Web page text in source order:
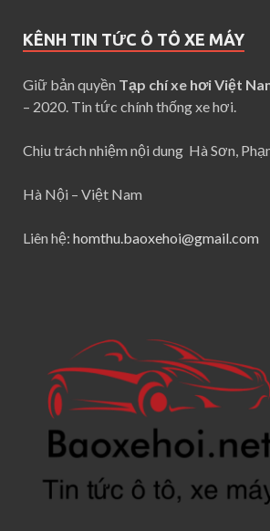
KÊNH TIN TỨC Ô TÔ XE MÁY
Giữ bản quyền Tạp chí xe hơi Việt
– 2020. Tin tức chính thống xe hơi.
Chịu trách nhiệm nội dung Hà Sơn,
Hà Nội – Việt Nam
Liên hệ: homthu.baoxehoi@gmail.com